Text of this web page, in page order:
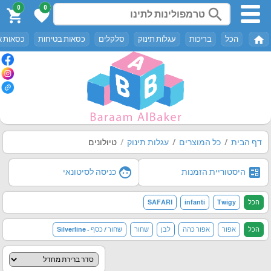
search
0
favorite
0
shopping_cart
home הכל בריכות עגלות תינוק סלקלים כסאות בטיחות כסאות
דף הבית כל המוצרים עגלות תינוק טיולונים
ballot היסטוריית הזמנות face כניסה לסיטונאי
הכל Twigy
infanti
SAFARI
הכל אפור אפור כהה לבן שחור שחור / כסף - Silverline